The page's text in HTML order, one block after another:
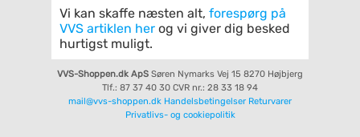
Vi kan skaffe næsten alt, forespørg på
VVS artiklen her og vi giver dig besked
hurtigst muligt.
VVS-Shoppen.dk ApS Søren Nymarks Vej 15 8270 Højbjerg
Tlf.: 87 37 40 30 CVR nr.: 28 33 18 94
mail@vvs-shoppen.dk Handelsbetingelser Returvarer
Privatlivs- og cookiepolitik